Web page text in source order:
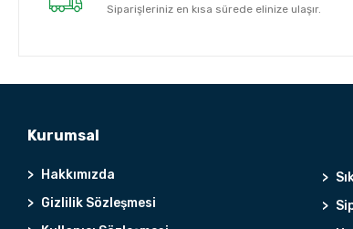
Siparişleriniz en kısa sürede elinize ulaşır.
Kurumsal
Hakkımızda
Gizlilik Sözleşmesi